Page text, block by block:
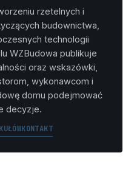
rzetelnych i
budownictwa,
technologii
WZBudowa publikuje
oraz wskazówki,
wykonawcom i
domu podejmować
decyzje.
KONTAKT